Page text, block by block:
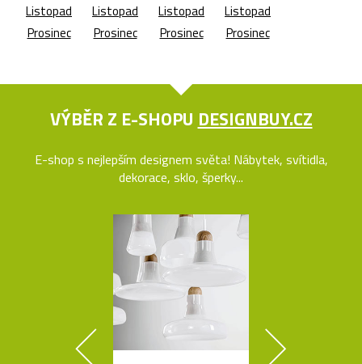
Listopad
Prosinec
Listopad
Prosinec
Listopad
Prosinec
Listopad
Prosinec
VÝBĚR Z E-SHOPU DESIGNBUY.CZ
E-shop s nejlepším designem světa! Nábytek, svítidla,
dekorace, sklo, šperky...